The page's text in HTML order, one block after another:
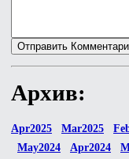
Архив:
Apr2025 Mar2025
May2024
Apr2024